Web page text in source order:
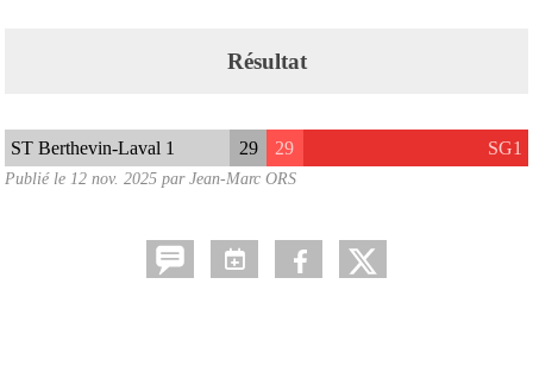
Résultat
ST Berthevin-Laval 1 29 29 SG1
Publié le 12 nov. 2025 par Jean-Marc ORS